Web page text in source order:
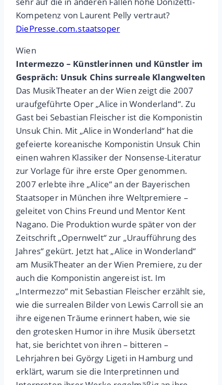
Kompetenz von Laurent Pelly vertraut?
DiePresse.com.staatsoper
Wien
Intermezzo – Künstlerinnen und Künstler im
Gespräch: Unsuk Chins surreale Klangwelten
Das MusikTheater an der Wien zeigt die 2007
uraufgeführte Oper „Alice in Wonderland“. Zu
Gast bei Sebastian Fleischer ist die Komponistin
Unsuk Chin. Mit „Alice in Wonderland“ hat die
gefeierte koreanische Komponistin Unsuk Chin
einen wahren Klassiker der Nonsense-Literatur
zur Vorlage für ihre erste Oper genommen.
2007 erlebte ihre „Alice“ an der Bayerischen
Staatsoper in München ihre Weltpremiere –
geleitet von Chins Freund und Mentor Kent
Nagano. Die Produktion wurde später von der
Zeitschrift „Opernwelt“ zur „Uraufführung des
Jahres“ gekürt. Jetzt hat „Alice in Wonderland“
am MusikTheater an der Wien Premiere, zu der
auch die Komponistin angereist ist. Im
„Intermezzo“ mit Sebastian Fleischer erzählt sie,
wie die surrealen Bilder von Lewis Carroll sie an
ihre eigenen Träume erinnert haben, wie sie
den grotesken Humor in ihre Musik übersetzt
hat, sie berichtet von ihren – bitteren –
Lehrjahren bei György Ligeti in Hamburg und
erklärt, warum sie die Interpretinnen und